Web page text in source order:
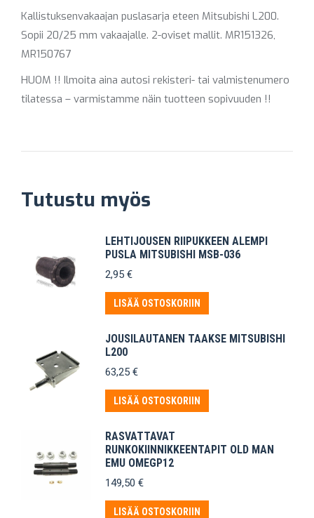
Kallistuksenvakaajan puslasarja eteen Mitsubishi L200.
Sopii 20/25 mm vakaajalle. 2-oviset mallit. MR151326,
MR150767
HUOM !! Ilmoita aina autosi rekisteri- tai valmistenumero
tilatessa – varmistamme näin tuotteen sopivuuden !!
Tutustu myös
LEHTIJOUSEN RIIPUKKEEN ALEMPI
PUSLA MITSUBISHI MSB-036
2,95 €
LISÄÄ OSTOSKORIIN
JOUSILAUTANEN TAAKSE MITSUBISHI
L200
63,25 €
LISÄÄ OSTOSKORIIN
RASVATTAVAT
RUNKOKIINNIKKEENTAPIT OLD MAN
EMU OMEGP12
149,50 €
LISÄÄ OSTOSKORIIN